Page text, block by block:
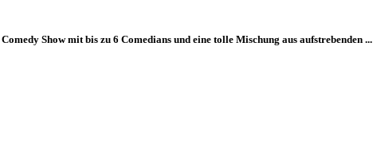
Show mit bis zu 6 Comedians und eine tolle Mischung aus aufstrebenden ...